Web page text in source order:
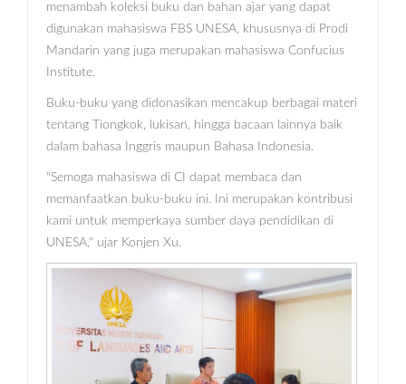
menambah koleksi buku dan bahan ajar yang dapat
digunakan mahasiswa FBS UNESA, khususnya di Prodi
Mandarin yang juga merupakan mahasiswa Confucius
Institute.
Buku-buku yang didonasikan mencakup berbagai materi
tentang Tiongkok, lukisan, hingga bacaan lainnya baik
dalam bahasa Inggris maupun Bahasa Indonesia.
"Semoga mahasiswa di CI dapat membaca dan
memanfaatkan buku-buku ini. Ini merupakan kontribusi
kami untuk memperkaya sumber daya pendidikan di
UNESA," ujar Konjen Xu.